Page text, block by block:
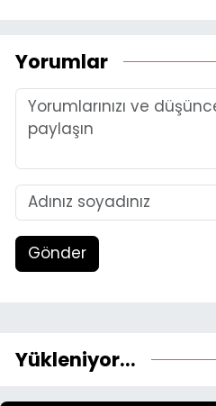
Yorumlar
Gönder
Yükleniyor...